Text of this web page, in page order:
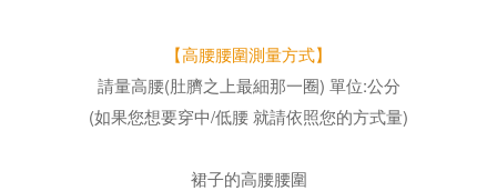
【高腰腰圍測量方式】
請量高腰(肚臍之上最細那一圈) 單位:公分
(如果您想要穿中/低腰 就請依照您的方式量)
裙子的高腰腰圍